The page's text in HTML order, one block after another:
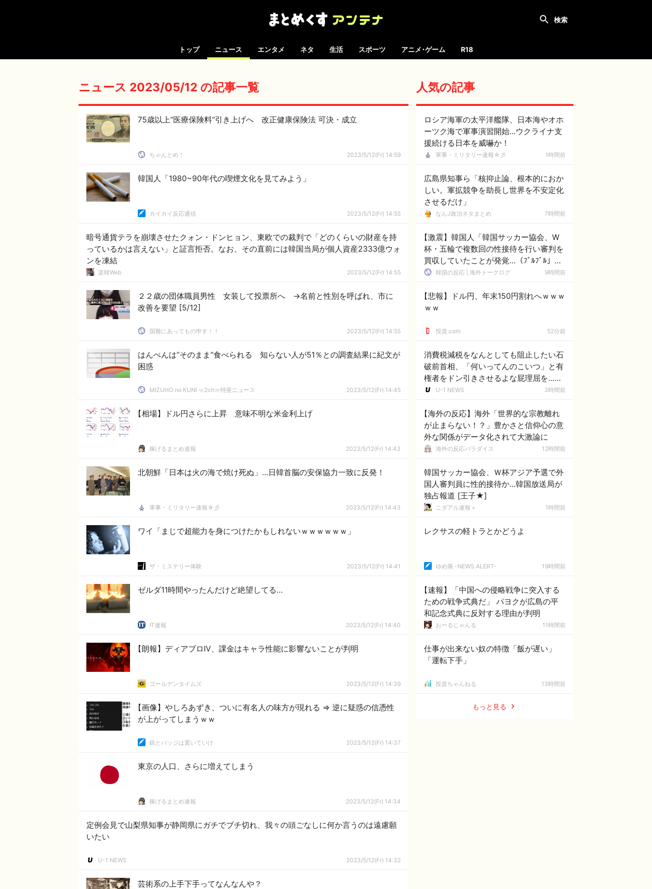
トップ ニュース エンタメ ネタ 生活 スポーツ アニメ･ゲーム R18
ニュース 2023/05/12 の記事一覧
75歳以上“医療保険料“引き上げへ 改正健康保険法 可決・成立
ちゃんとめ！ 2023/5/12(Fr) 14:59
韓国人「1980~90年代の喫煙文化を見てみよう」
カイカイ反応通信 2023/5/12(Fr) 14:55
暗号通貨テラを崩壊させたクォン・ドンヒョン、東欧での裁判で「どのくらいの財産を持
っているかは言えない」と証言拒否。なお、その直前には韓国当局が個人資産2333億ウォ
ンを凍結
楽韓Web 2023/5/12(Fr) 14:55
２２歳の団体職員男性 女装して投票所へ →名前と性別を呼ばれ、市に
改善を要望 [5/12]
国難にあってもの申す！！ 2023/5/12(Fr) 14:55
はんぺんは“そのまま”食べられる 知らない人が51％との調査結果に紀文が
困惑
MIZUHO no KUNI ≪2ch≫特亜ニュース 2023/5/12(Fr) 14:45
【相場】ドル円さらに上昇 意味不明な米金利上げ
稼げるまとめ速報 2023/5/12(Fr) 14:43
北朝鮮「日本は火の海で焼け死ぬ」…日韓首脳の安保協力一致に反発！
軍事・ミリタリー速報☆彡 2023/5/12(Fr) 14:43
ワイ「まじで超能力を身につけたかもしれないｗｗｗｗｗｗ」
ザ・ミステリー体験 2023/5/12(Fr) 14:41
ゼルダ11時間やったんだけど絶望してる…
IT速報 2023/5/12(Fr) 14:40
【朗報】ディアブロIV、課金はキャラ性能に影響ないことが判明
ゴールデンタイムズ 2023/5/12(Fr) 14:39
【画像】やしろあずき、ついに有名人の味方が現れる ⇒ 逆に疑惑の信憑性
が上がってしまうｗｗ
銃とバッジは置いていけ 2023/5/12(Fr) 14:37
東京の人口、さらに増えてしまう
稼げるまとめ速報 2023/5/12(Fr) 14:34
定例会見で山梨県知事が静岡県にガチでブチ切れ、我々の頭ごなしに何か言うのは遠慮願
いたい
U-1 NEWS 2023/5/12(Fr) 14:32
芸術系の上手下手ってなんなんや？
人気の記事
ロシア海軍の太平洋艦隊、日本海やオホ
ーツク海で軍事演習開始…ウクライナ支
援続ける日本を威嚇か！
軍事・ミリタリー速報☆彡 1時間前
広島県知事ら「核抑止論、根本的におか
しい。軍拡競争を助長し世界を不安定化
させるだけ」
なんJ政治ネタまとめ 7時間前
【激震】韓国人「韓国サッカー協会、W
杯・五輪で複数回の性接待を行い審判を
買収していたことが発覚…（ﾌﾞﾙﾌﾞﾙ」＝
韓国の反応
韓国の反応 | 海外トークログ 9時間前
【悲報】ドル円、年末150円割れへｗｗｗ
ｗｗ
投資.com 52分前
消費税減税をなんとしても阻止したい石
破前首相、「何いってんのこいつ」と有
権者をドン引きさせるよな屁理屈を……
U-1 NEWS 3時間前
【海外の反応】海外「世界的な宗教離れ
が止まらない！？」豊かさと信仰心の意
外な関係がデータ化されて大激論に
海外の反応パラダイス 12時間前
韓国サッカー協会、Ｗ杯アジア予選で外
国人審判員に性的接待か…韓国放送局が
独占報道 [王子★]
ニダアル速報＋ 1時間前
レクサスの軽トラとかどうよ
ゆめ痛 -NEWS ALERT- 19時間前
【速報】「中国への侵略戦争に突入する
ための戦争式典だ」 パヨクが広島の平
和記念式典に反対する理由が判明
おーるじゃんる 11時間前
仕事が出来ない奴の特徴「飯が遅い」
「運転下手」
投資ちゃんねる 13時間前
もっと見る